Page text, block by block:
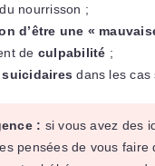
nourrisson ;
d’être une «
de culpabilité ;
suicidaires dans les cas
: si vous avez des
pensées de vous faire